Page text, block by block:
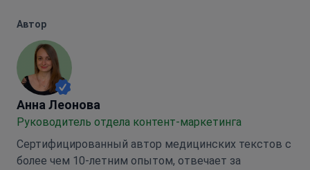
Автор
Анна Леонова
Анна Леонова
Руководитель отдела контент-маркетинга
Сертифицированный автор медицинских текстов с
более чем 10-летним опытом, отвечает за